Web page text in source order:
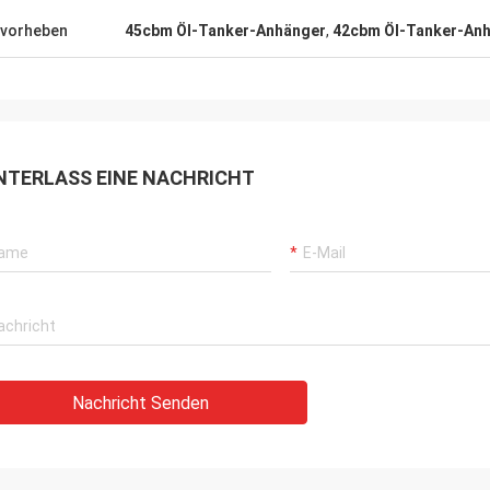
45cbm Öl-Tanker-Anhänger, 42cbm Öl-Tanker-
EINE NACHRICHT
Nachricht Senden